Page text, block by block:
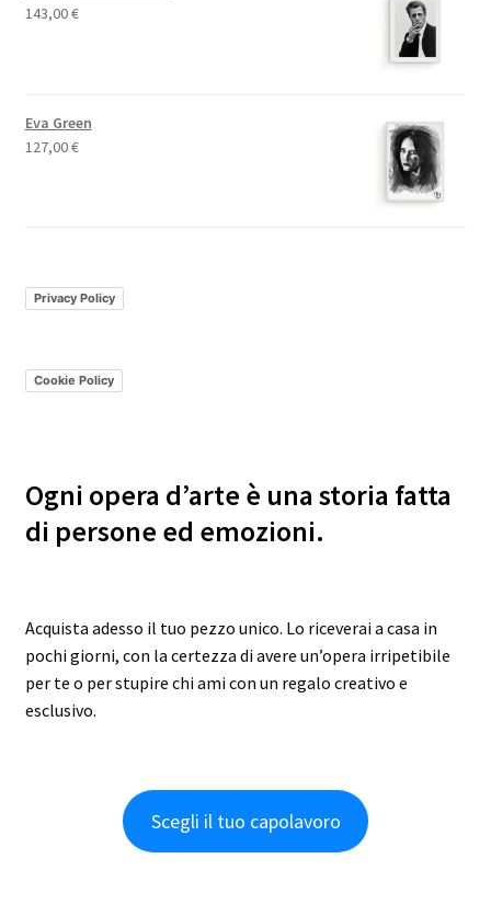
143,00€
Eva Green
127,00€
Privacy Policy
Cookie Policy
Ogni opera d’arte è una storia fatta
di persone ed emozioni.
Acquista adesso il tuo pezzo unico. Lo riceverai a casa in
pochi giorni, con la certezza di avere un’opera irripetibile
per te o per stupire chi ami con un regalo creativo e
esclusivo.
Scegli il tuo capolavoro